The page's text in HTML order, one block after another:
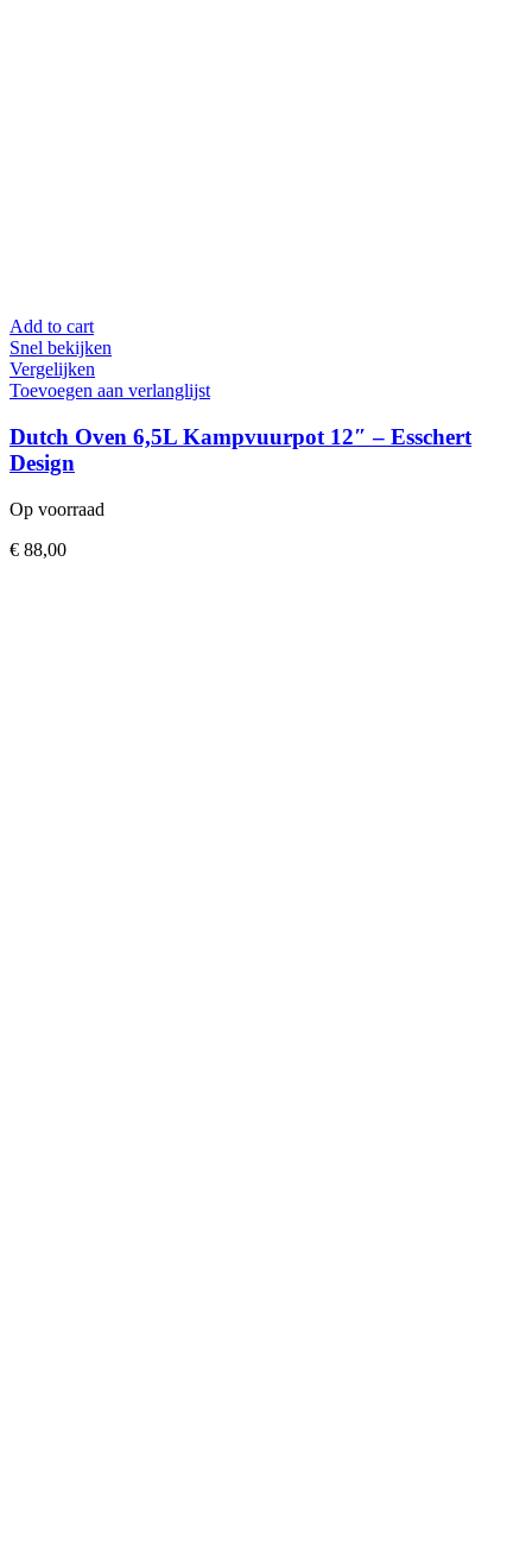
Add to cart
Snel bekijken
Vergelijken
Toevoegen aan verlanglijst
Dutch Oven 6,5L Kampvuurpot 12″ – Esschert
Design
Op voorraad
€ 88,00